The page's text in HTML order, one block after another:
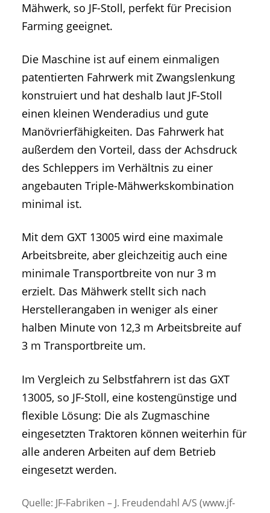
Mähwerk, so JF-Stoll, perfekt für Precision
Farming geeignet.
Die Maschine ist auf einem einmaligen
patentierten Fahrwerk mit Zwangslenkung
konstruiert und hat deshalb laut JF-Stoll
einen kleinen Wenderadius und gute
Manövrierfähigkeiten. Das Fahrwerk hat
außerdem den Vorteil, dass der Achsdruck
des Schleppers im Verhältnis zu einer
angebauten Triple-Mähwerkskombination
minimal ist.
Mit dem GXT 13005 wird eine maximale
Arbeitsbreite, aber gleichzeitig auch eine
minimale Transportbreite von nur 3 m
erzielt. Das Mähwerk stellt sich nach
Herstellerangaben in weniger als einer
halben Minute von 12,3 m Arbeitsbreite auf
3 m Transportbreite um.
Im Vergleich zu Selbstfahrern ist das GXT
13005, so JF-Stoll, eine kostengünstige und
flexible Lösung: Die als Zugmaschine
eingesetzten Traktoren können weiterhin für
alle anderen Arbeiten auf dem Betrieb
eingesetzt werden.
Quelle: JF-Fabriken – J. Freudendahl A/S (www.jf-